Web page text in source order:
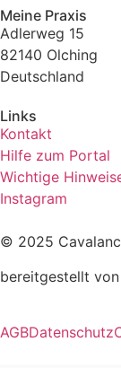
Meine Praxis
Adlerweg 15
82140 Olching
Deutschland
Links
Kontakt
Hilfe zum Portal
Wichtige
Instagram
© 2025
bereitgestellt von
AGBDatenschutz